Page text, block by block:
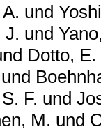
und
J. und
Dotto, E.
und
F. und
M. und